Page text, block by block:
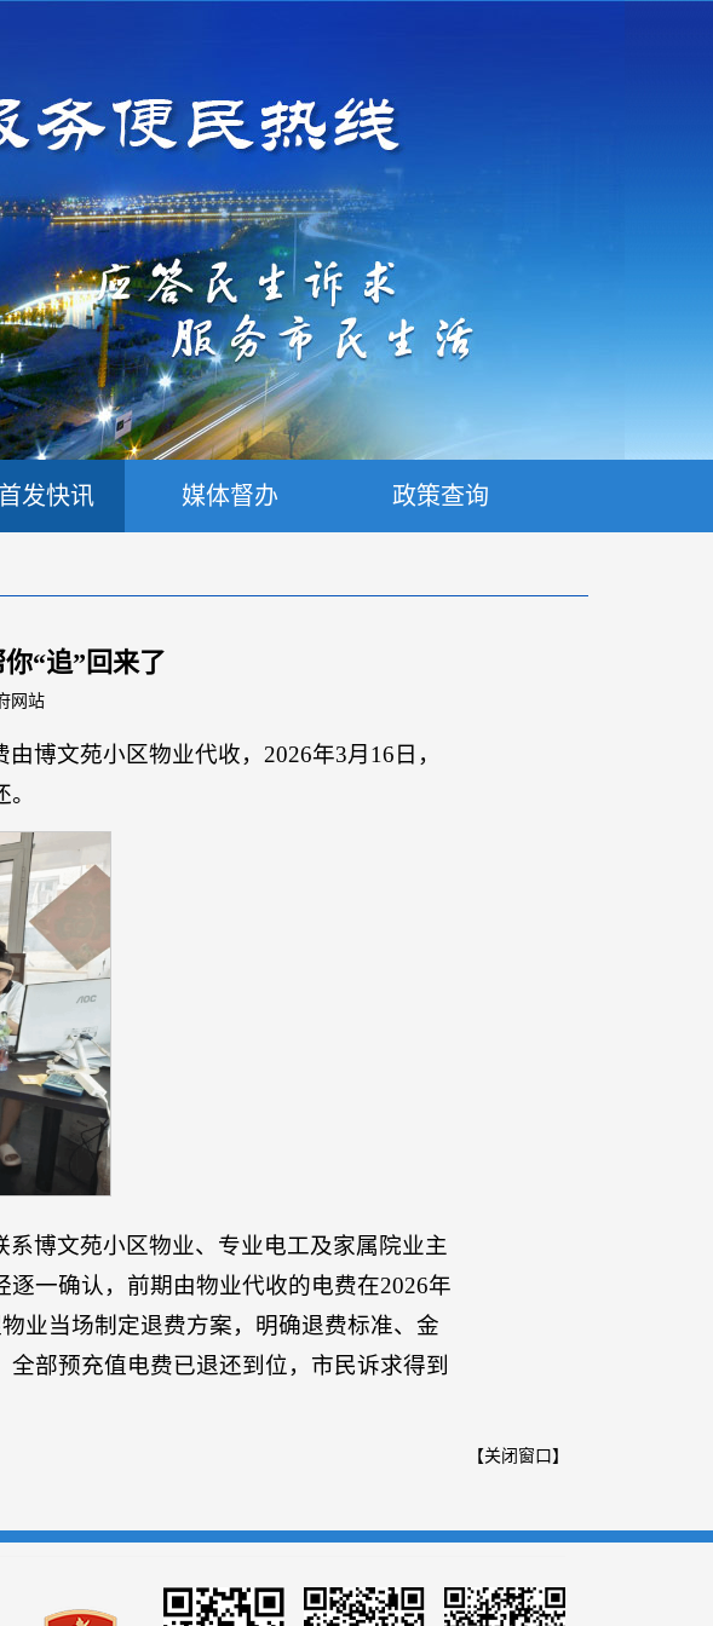
首发快讯 媒体督办 政策查询
“追”回来了
网站
博文苑小区物业代收，2026年3月16日，
博文苑小区物业、专业电工及家属院业主
一确认，前期由物业代收的电费在2026年
业当场制定退费方案，明确退费标准、金
部预充值电费已退还到位，市民诉求得到
【关闭窗口 】